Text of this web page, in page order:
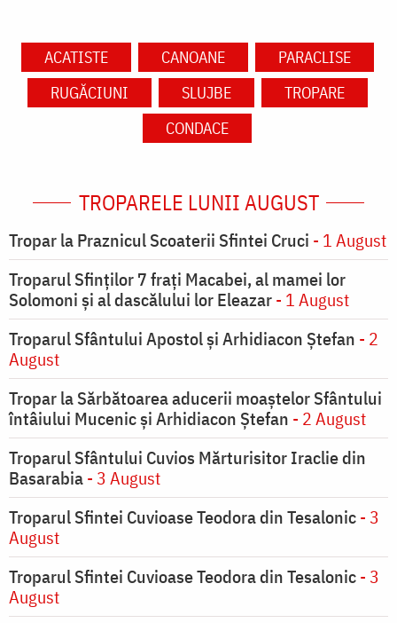
ACATISTE CANOANE
PARACLISE
RUGĂCIUNI
SLUJBE
TROPARE
CONDACE
TROPARELE LUNII AUGUST
Tropar la Praznicul Scoaterii Sfintei Cruci - 1 August
Troparul Sfinţilor 7 fraţi Macabei, al mamei lor
Solomoni şi al dascălului lor Eleazar- 1 August
Troparul Sfântului Apostol și Arhidiacon Ștefan - 2
August
Tropar la Sărbătoarea aducerii moaştelor Sfântului
întâiului Mucenic şi Arhidiacon Ştefan - 2 August
Troparul Sfântului Cuvios Mărturisitor Iraclie din
Basarabia- 3 August
Troparul Sfintei Cuvioase Teodora din Tesalonic- 3
August
Troparul Sfintei Cuvioase Teodora din Tesalonic- 3
August